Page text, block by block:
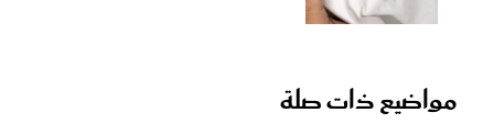
مواضيع ذات صلة